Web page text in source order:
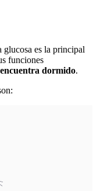
glucosa es la principal
funciones
dormido.